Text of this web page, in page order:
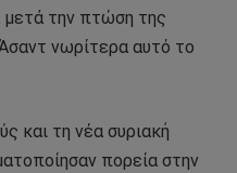
την πτώση της
νωρίτερα αυτό το
και τη νέα συριακή
πορεία στην